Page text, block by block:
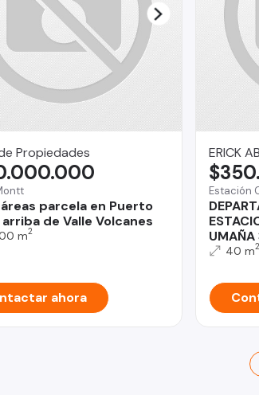
Propiedades
parcela en Puerto
de Valle Volcanes
m2
ahora
ERICK
Estación
UMAÑA
40 m2